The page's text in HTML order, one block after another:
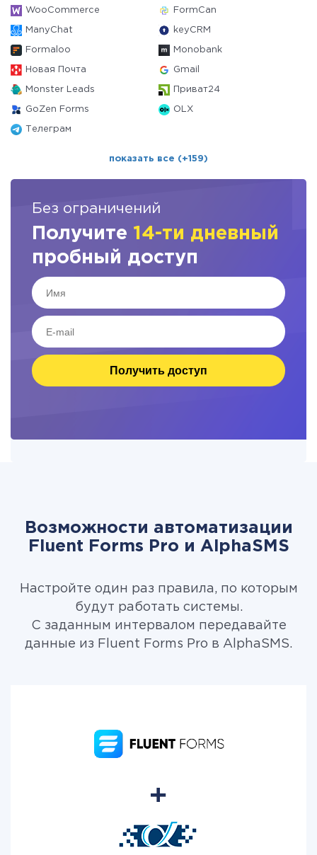
WooCommerce FormCan
ManyChat keyCRM
Formaloo Monobank
Новая Почта Gmail
Monster Leads Приват24
GoZen Forms OLX
Телеграм
показать все (+159)
Без ограничений
Получите 14-ти дневный
пробный доступ
Получить доступ
Возможности автоматизации
Fluent Forms Pro и AlphaSMS
Настройте один раз правила, по которым
будут работать системы.
С заданным интервалом передавайте
данные из Fluent Forms Pro в AlphaSMS.